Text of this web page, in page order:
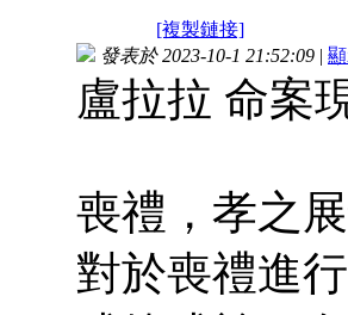
[複製鏈接]
發表於 2023-10-1 21:52:09 |
盧拉拉 命案
喪禮，孝之展
對於喪禮進